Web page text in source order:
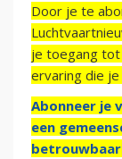
Door je te
je toegang tot
ervaring die
Abonneer je
een